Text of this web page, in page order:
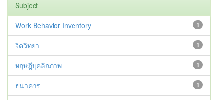
Subject
1
Work Behavior Inventory
1
จิตวิทยา
1
ทฤษฎีบุคลิกภาพ
1
ธนาคาร